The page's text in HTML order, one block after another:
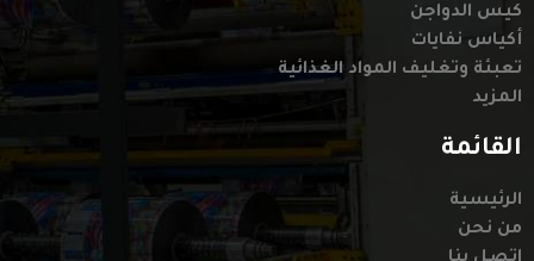
كيس الدواجن
أكياس نفايات
تعبئة وتغليف المواد الغذائية
المزيد
القائمة
الرئيسية
من نحن